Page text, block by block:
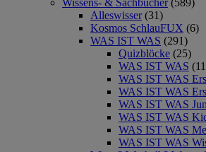
Wissens- & Sachbücher (589)
Alleswisser (31)
Kosmos SchlauFUX (6)
WAS IST WAS (291)
Quizblöcke (25)
WAS IST WAS
WAS IST WAS
WAS IST WAS
WAS IST WAS
WAS IST WAS
WAS IST WAS
WAS IST WAS